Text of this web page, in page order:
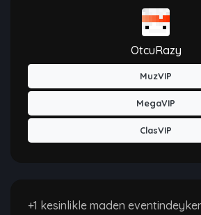
OtcuRazy
MuzVIP
MegaVIP
ClasVIP
+1 kesinlikle maden